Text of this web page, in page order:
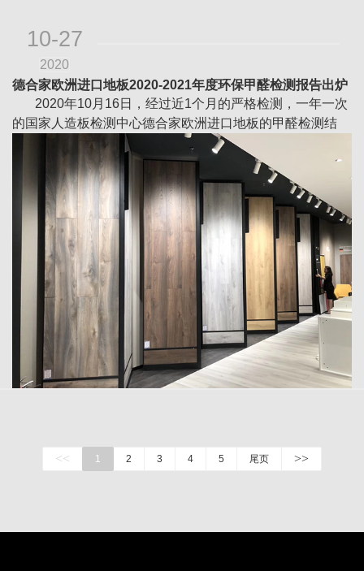
10-27
2020
德合家欧洲进口地板2020-2021年度环保甲醛检测报告出炉
2020年10月16日，经过近1个月的严格检测，一年一次
的国家人造板检测中心德合家欧洲进口地板的甲醛检测结
<< 1 2 3 4 5 尾页 >>